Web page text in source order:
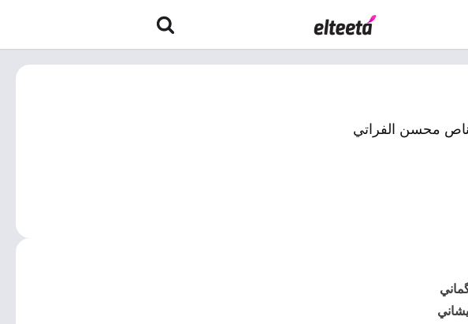
محسن الفراتي